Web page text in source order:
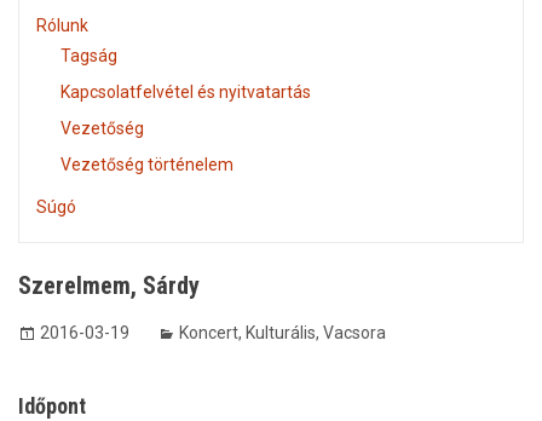
Rólunk
Tagság
Kapcsolatfelvétel és nyitvatartás
Vezetőség
Vezetőség történelem
Súgó
Szerelmem, Sárdy
2016-03-19 Koncert, Kulturális, Vacsora
Időpont